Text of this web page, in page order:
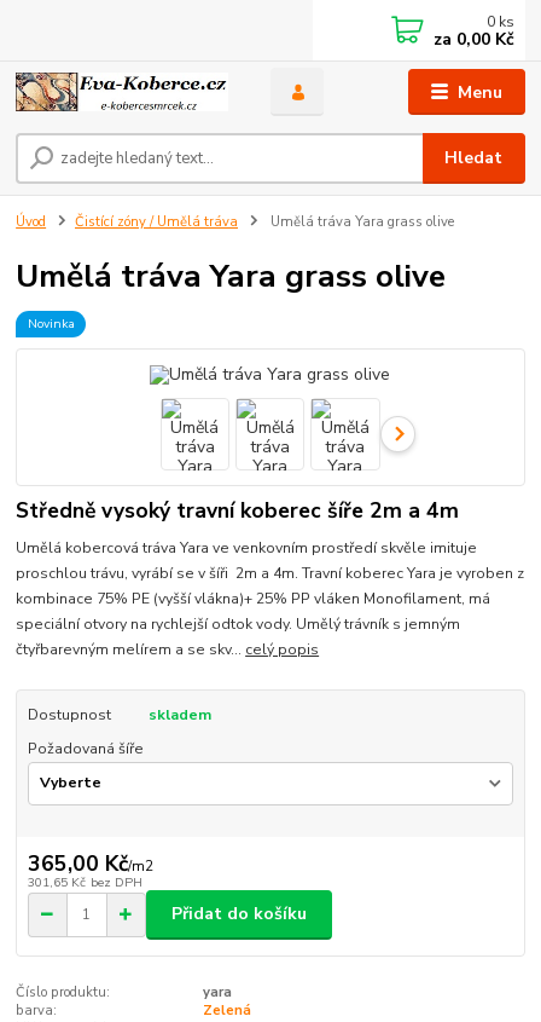
Menu
Hledat
0 ks
za 0,00 Kč
Úvod Čistící zóny / Umělá tráva Umělá tráva Yara grass olive
Umělá tráva Yara grass olive
Novinka
Středně vysoký travní koberec šíře 2m a 4m
Umělá kobercová tráva Yara ve venkovním prostředí skvěle imituje
proschlou trávu, vyrábí se v šíři 2m a 4m. Travní koberec Yara je vyroben z
kombinace 75% PE (vyšší vlákna)+ 25% PP vláken Monofilament, má
speciální otvory na rychlejší odtok vody. Umělý trávník s jemným
čtyřbarevným melírem a se skv... celý popis
Dostupnost
skladem
Požadovaná šíře
365,00 Kč/m2
301,65 Kč bez DPH
Přidat do košíku
Číslo produktu:
yara
barva:
Zelená